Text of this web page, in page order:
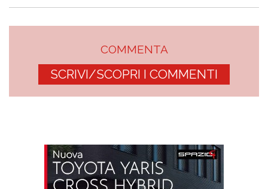
COMMENTA
SCRIVI/SCOPRI I COMMENTI